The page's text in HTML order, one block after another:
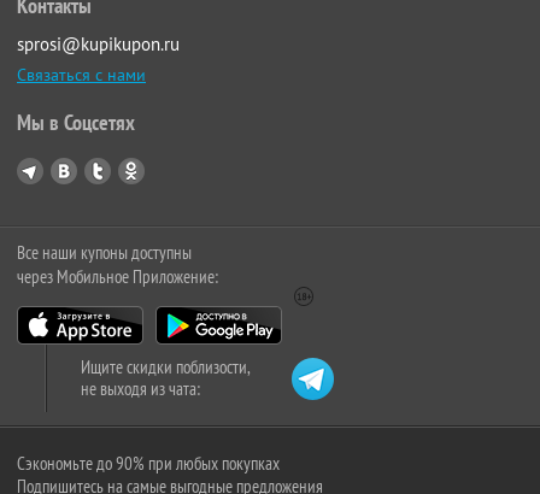
sprosi@kupikupon.ru
Связаться с нами
Мы в Соцсетях
Все наши купоны доступны
через Мобильное Приложение:
Ищите скидки поблизости,
не выходя из чата:
Сэкономьте до 90% при любых покупках
Подпишитесь на самые выгодные предложения